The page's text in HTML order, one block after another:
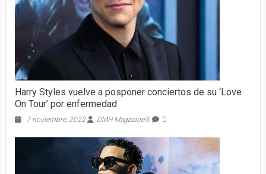
Harry Styles vuelve a posponer conciertos de su ‘Love
On Tour’ por enfermedad
7 noviembre, 2022 DMH Magazine® 0